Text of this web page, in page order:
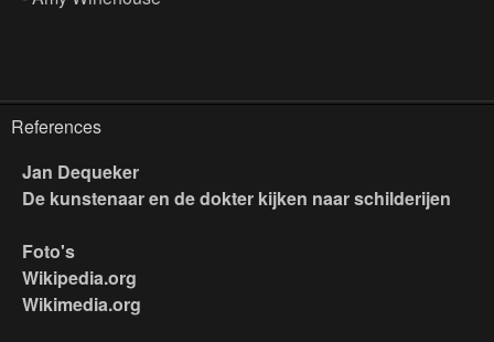
References
Jan Dequeker
De kunstenaar en de dokter kijken naar schilderijen
Foto's
Wikipedia.org
Wikimedia.org